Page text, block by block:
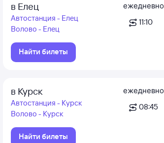
в Елец
Автостанция - Елец
Волово - Елец
Найти билеты
ежедневно
11:10
в Курск
Автостанция - Курск
Волово - Курск
Найти билеты
ежедневно
08:45